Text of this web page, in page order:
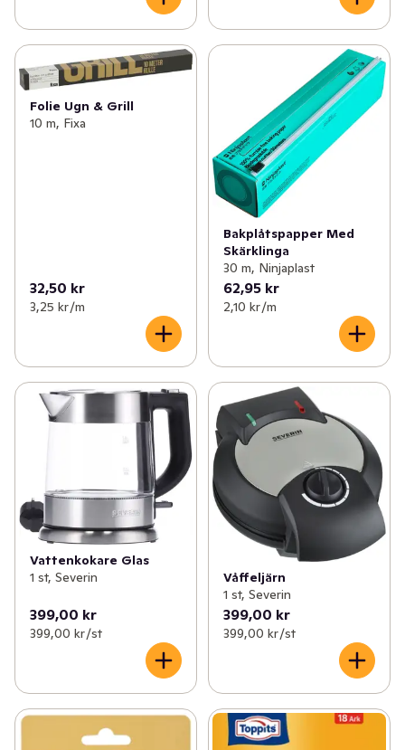
Folie Ugn & Grill
10 m, Fixa
32,50 kr
3,25 kr /m
Bakplåtspapper Med
Skärklinga
30 m, Ninjaplast
62,95 kr
2,10 kr /m
Vattenkokare Glas
1 st, Severin
399,00 kr
399,00 kr /st
Våffeljärn
1 st, Severin
399,00 kr
399,00 kr /st